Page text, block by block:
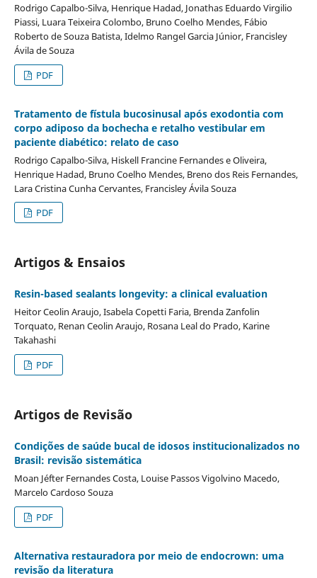
Rodrigo Capalbo-Silva, Henrique Hadad, Jonathas Eduardo Virgilio
Piassi, Luara Teixeira Colombo, Bruno Coelho Mendes, Fábio
Roberto de Souza Batista, Idelmo Rangel Garcia Júnior, Francisley
Ávila de Souza
PDF
Tratamento de fístula bucosinusal após exodontia com
corpo adiposo da bochecha e retalho vestibular em
paciente diabético: relato de caso
Rodrigo Capalbo-Silva, Hiskell Francine Fernandes e Oliveira,
Henrique Hadad, Bruno Coelho Mendes, Breno dos Reis Fernandes,
Lara Cristina Cunha Cervantes, Francisley Ávila Souza
PDF
Artigos & Ensaios
Resin-based sealants longevity: a clinical evaluation
Heitor Ceolin Araujo, Isabela Copetti Faria, Brenda Zanfolin
Torquato, Renan Ceolin Araujo, Rosana Leal do Prado, Karine
Takahashi
PDF
Artigos de Revisão
Condições de saúde bucal de idosos institucionalizados no
Brasil: revisão sistemática
Moan Jéfter Fernandes Costa, Louise Passos Vigolvino Macedo,
Marcelo Cardoso Souza
PDF
Alternativa restauradora por meio de endocrown: uma
revisão da literatura